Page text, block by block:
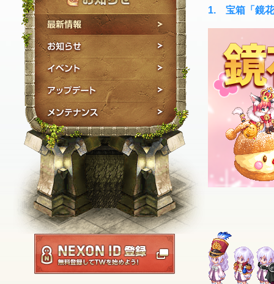
お知らせ
イベント
アップデート
メンテナンス
NEXON ID登録
1. 宝箱「鏡花